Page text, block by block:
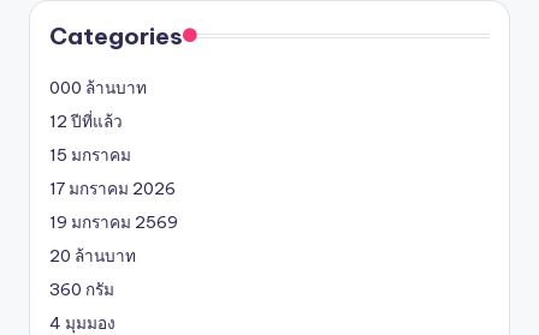
Categories
000 ล้านบาท
12 ปีที่แล้ว
15 มกราคม
17 มกราคม 2026
19 มกราคม 2569
20 ล้านบาท
360 กรัม
4 มุมมอง